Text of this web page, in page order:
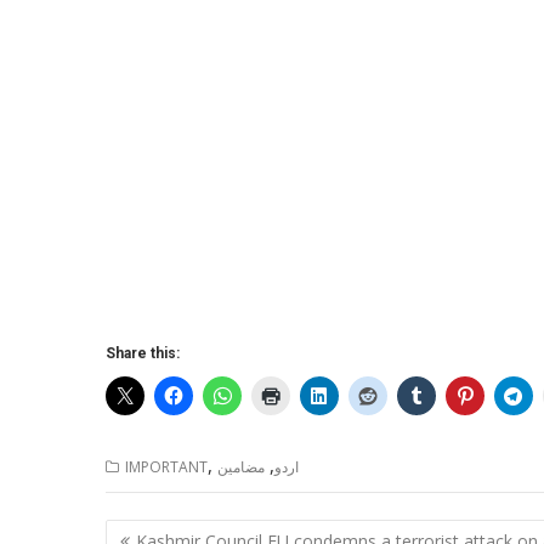
Share this:
IMPORTANT, اردو, مضامین
Post